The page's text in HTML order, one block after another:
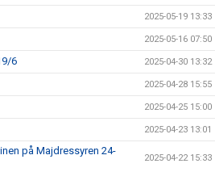
2025-05-19 13:33
2025-05-16 07:50
6 2025-04-30 13:32
2025-04-28 15:55
2025-04-25 15:00
2025-04-23 13:01
på Majdressyren 24-
2025-04-22 15:33